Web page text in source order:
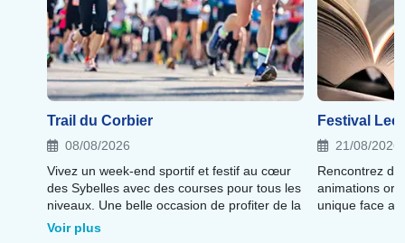
Trail du Corbier
08/08/2026
Vivez un week-end sportif et festif au cœur
des Sybelles avec des courses pour tous les
niveaux. Une belle occasion de profiter de la
station et de ses magnifiques panoramas
Voir plus
Festival
21/08/2026
Rencontrez
animations
unique face